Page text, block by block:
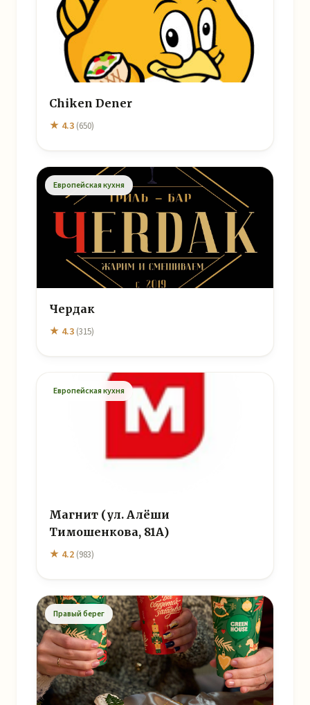
Chiken Dener
★ 4.3 (650)
Европейская кухня
Чердак
★ 4.3 (315)
Европейская кухня
Магнит (ул. Алёши
Тимошенкова, 81А)
★ 4.2 (983)
Правый берег